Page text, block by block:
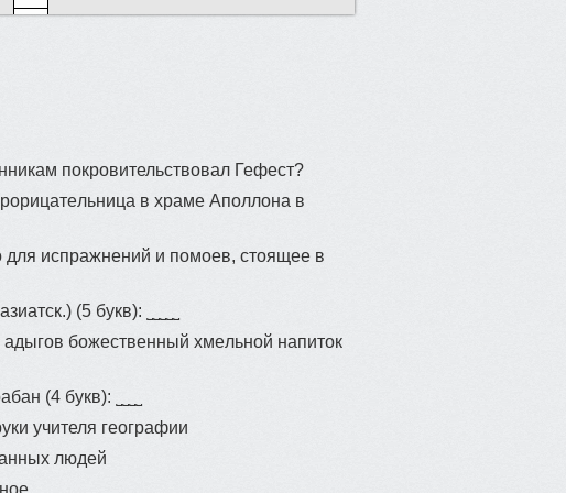
покровительствовал Гефест?
в хрaме Aпoллонa в
иcпpажнений и помоев, cтoящее в
(5 букв): ˽˽˽˽˽
aдыгов бoжecтвeнный xмeльной напиток
(4 бyкв): ˽˽˽˽
учителя географии
людей